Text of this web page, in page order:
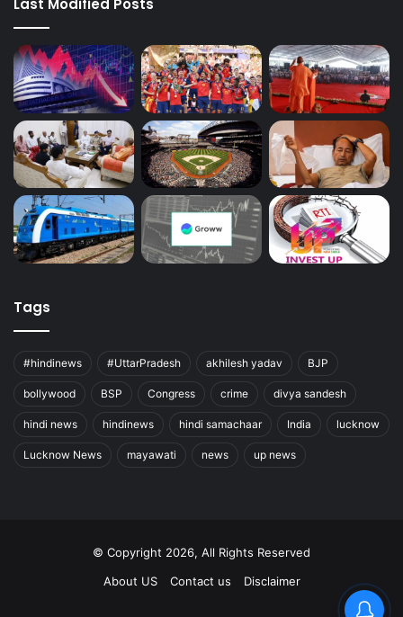
Last Modified Posts
Tags
#hindinews #UttarPradesh akhilesh yadav BJP
bollywood BSP Congress crime divya sandesh
hindi news hindinews hindi samachaar India lucknow
Lucknow News mayawati news up news
© Copyright 2026, All Rights Reserved
About US
Contact us Disclaimer